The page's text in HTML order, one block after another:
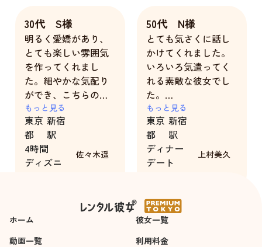
30代 S様
明るく愛嬌があり、
とても楽しい雰囲気
を作ってくれまし
た。細やかな気配り
ができ、こちらの質
問に対しても自分の
意見をしっかり伝え
てくれるので、お話
ししやすかったで
す。
もっと見る
東京
都
新宿
駅
4時間
ディズニ
佐々木遥
50代 N様
とても気さくに話し
かけてくれました。
いろいろ気遣ってく
れる素敵な彼女でし
た。
また、会いたくなり
ました。
もっと見る
東京
都
新宿
駅
ディナー
デート
上村美久
ホーム
彼女一覧
動画一覧
利用料金